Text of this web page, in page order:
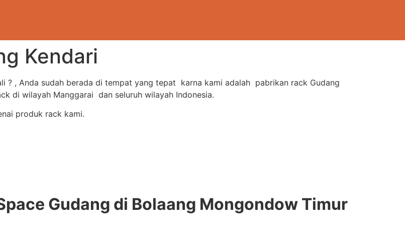
Kendari
? , Anda sudah berada di tempat yang tepat karna kami adalah pabrikan rack Gudang
di wilayah Manggarai dan seluruh wilayah Indonesia.
produk rack kami.
Gudang di Bolaang Mongondow Timur